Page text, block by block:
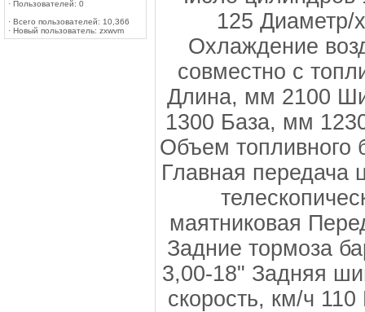
· Пользователей: 0
· Всего пользователей: 10,366
· Новый пользователь: zxwvm
125
Охлаждение
совместно с
Длина, мм 2100
1300 База, мм
Объем топливного
Главная передача
маятниковая
Задние тормоза
3,00-18" Задняя
скорость, км/ч